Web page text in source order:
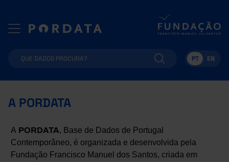
PT EN
A PORDATA
A PORDATA, Base de Dados de Portugal
Contemporâneo, é organizada e desenvolvida pela
Fundação Francisco Manuel dos Santos, criada em